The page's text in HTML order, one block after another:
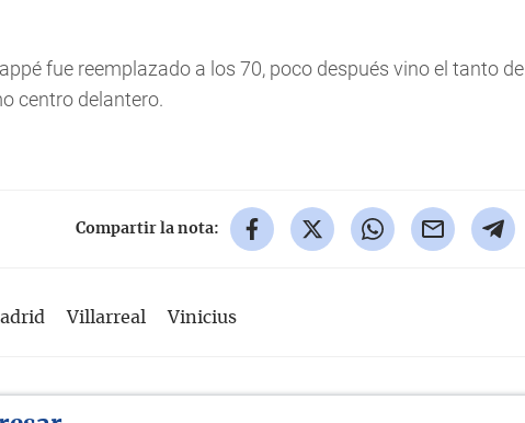
fue reemplazado a los 70, poco después vino el tanto de
centro delantero.
Compartir la nota:
Villarreal Vinicius